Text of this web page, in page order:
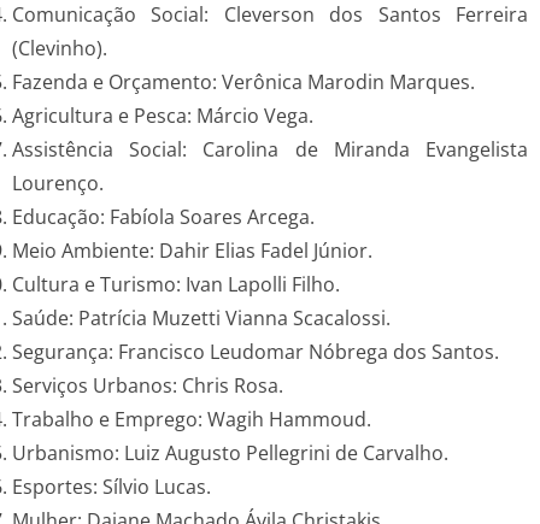
Comunicação Social: Cleverson dos Santos Ferreira
(Clevinho).
Fazenda e Orçamento: Verônica Marodin Marques.
Agricultura e Pesca: Márcio Vega.
Assistência Social: Carolina de Miranda Evangelista
Lourenço.
Educação: Fabíola Soares Arcega.
Meio Ambiente: Dahir Elias Fadel Júnior.
Cultura e Turismo: Ivan Lapolli Filho.
Saúde: Patrícia Muzetti Vianna Scacalossi.
Segurança: Francisco Leudomar Nóbrega dos Santos.
Serviços Urbanos: Chris Rosa.
Trabalho e Emprego: Wagih Hammoud.
Urbanismo: Luiz Augusto Pellegrini de Carvalho.
Esportes: Sílvio Lucas.